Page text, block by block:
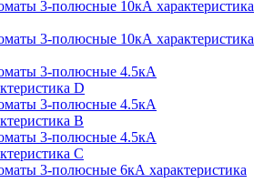
3-полюсные 10кА характеристика
3-полюсные 10кА характеристика
3-полюсные 4.5кА
D
3-полюсные 4.5кА
В
3-полюсные 4.5кА
С
3-полюсные 6кА характеристика